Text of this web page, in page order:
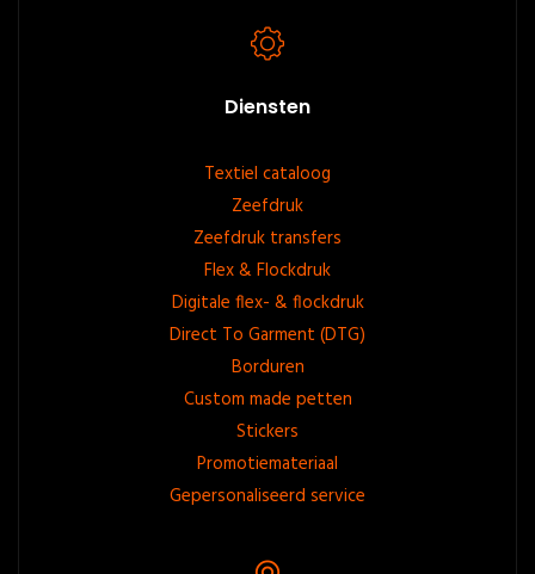
Diensten
Textiel cataloog
Zeefdruk
Zeefdruk transfers
Flex & Flockdruk
Digitale flex- & flockdruk
Direct To Garment (DTG)
Borduren
Custom made petten
Stickers
Promotiemateriaal
Gepersonaliseerd service